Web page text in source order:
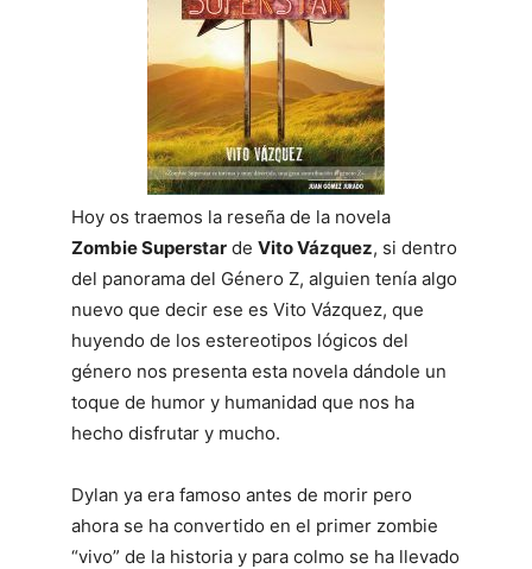
Hoy os traemos la reseña de la novela
Zombie Superstar de Vito Vázquez, si dentro
del panorama del Género Z, alguien tenía algo
nuevo que decir ese es Vito Vázquez, que
huyendo de los estereotipos lógicos del
género nos presenta esta novela dándole un
toque de humor y humanidad que nos ha
hecho disfrutar y mucho.
Dylan ya era famoso antes de morir pero
ahora se ha convertido en el primer zombie
“vivo” de la historia y para colmo se ha llevado